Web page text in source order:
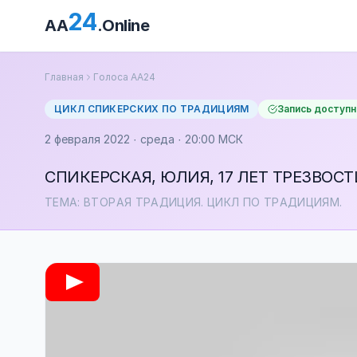
AA24.Online
Главная Голоса АА24
ЦИКЛ СПИКЕРСКИХ ПО ТРАДИЦИЯМ Запись
2 февраля 2022 · среда · 20:00 МСК
СПИКЕРСКАЯ, ЮЛИЯ, 17 ЛЕТ
ТЕМА: ВТОРАЯ ТРАДИЦИЯ. ЦИКЛ ПО ТРАДИЦИЯМ.